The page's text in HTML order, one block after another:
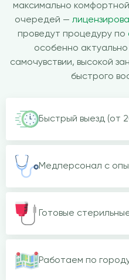
максимально
очередей —
проведут процедуру по
особенно
самочувствии, высокой
быстрого
Быстрый выезд (от
Медперсонал с
Готовые
Работаем по